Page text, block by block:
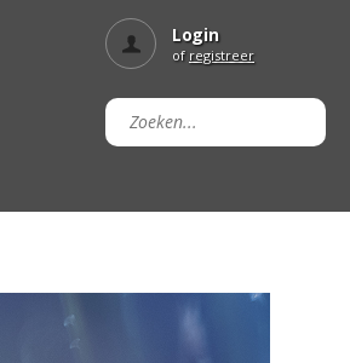
Login
of registreer